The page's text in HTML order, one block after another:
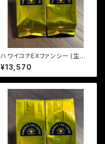
ハワイコナEXファンシー (生豆6
00g)
¥13,570